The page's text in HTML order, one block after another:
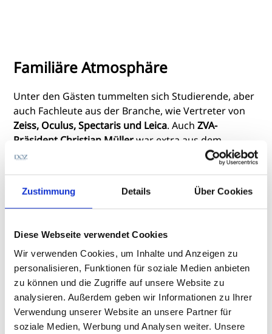
Zustimmung Details Über Cookies
Diese Webseite verwendet Cookies
Wir verwenden Cookies, um Inhalte und Anzeigen zu
personalisieren, Funktionen für soziale Medien anbieten
zu können und die Zugriffe auf unsere Website zu
analysieren. Außerdem geben wir Informationen zu Ihrer
Verwendung unserer Website an unsere Partner für
soziale Medien, Werbung und Analysen weiter. Unsere
Familiäre Atmosphäre
Unter den Gästen tummelten sich Studierende, aber
auch Fachleute aus der Branche, wie Vertreter von
Zeiss, Oculus, Spectaris und Leica. AuchZVA-
Präsident Christian Müllerwar extra aus dem
Rheinland angereist, um dem Fachbereich mit einer
kleinen Rede zu gratulieren. „Die Augenoptik ist ein
sinnstiftender Studiengang für einen sinnhaften
Beruf“, sagte Müller. „Wir lösen Probleme schnell und
das macht unseren Beruf so erfüllend.“ Zudem
Selbständigkeit zu gehen . Hierzu erzählte er von
seinem eigenen Weg in die Selbständigkeit, um den
jungen Leuten Mut zu machen. Der Anfang sei
schwer gewesen, aber es hätte sich in jedem Fall
gelohnt.